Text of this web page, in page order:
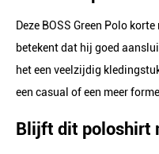
Deze BOSS Green Polo
betekent dat hij goed
het een veelzijdig
een casual of een meer
Blijft dit poloshirt